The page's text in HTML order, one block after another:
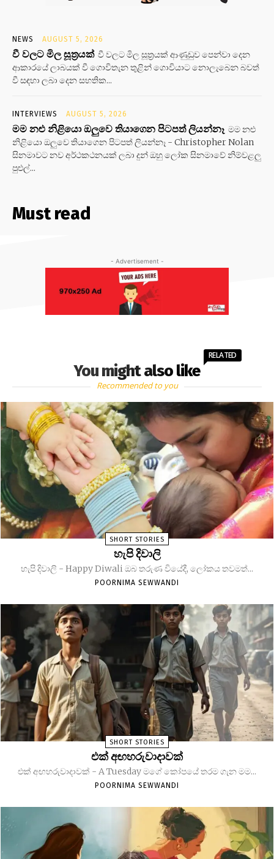
NEWS AUGUST 5, 2026
වී වලට මිල සූත්‍රයක් වී වලට මිල සූත්‍රයක් ආණුඩුව පෙන්වා දෙන
ආකාරයේ ලාබයක් වී ගොවිතැන තුළින් ගොවියාට නොලැබෙන බවත්
වී සඳහා ලබා දෙන සහතික...
INTERVIEWS AUGUST 5, 2026
මම නළු නිළියො ඔලුවෙ තියාගෙන පිටපත් ලියන්නෑ මම නළු
නිළියො ඔලුවෙ තියාගෙන පිටපත් ලියන්නෑ - Christopher Nolan
සිනමාවට නව අර්ථකථනයක් ලබා දුන් ඔහු ලෝක සිනමාවේ නිම්වළලු
පුළුල්...
Must read
- Advertisement -
You might also like
RELATED
Recommended to you
SHORT STORIES
හැපි දිවාලි
හැපි දිවාලි - Happy Diwali ඔබ තරුණ වියේදී, ලෝකය තවමත්...
POORNIMA SEWWANDI
SHORT STORIES
එක් අඟහරුවාදාවක්
එක් අඟහරුවාදාවක් - A Tuesday මගේ කෝපයේ තරම ගැන මම...
POORNIMA SEWWANDI